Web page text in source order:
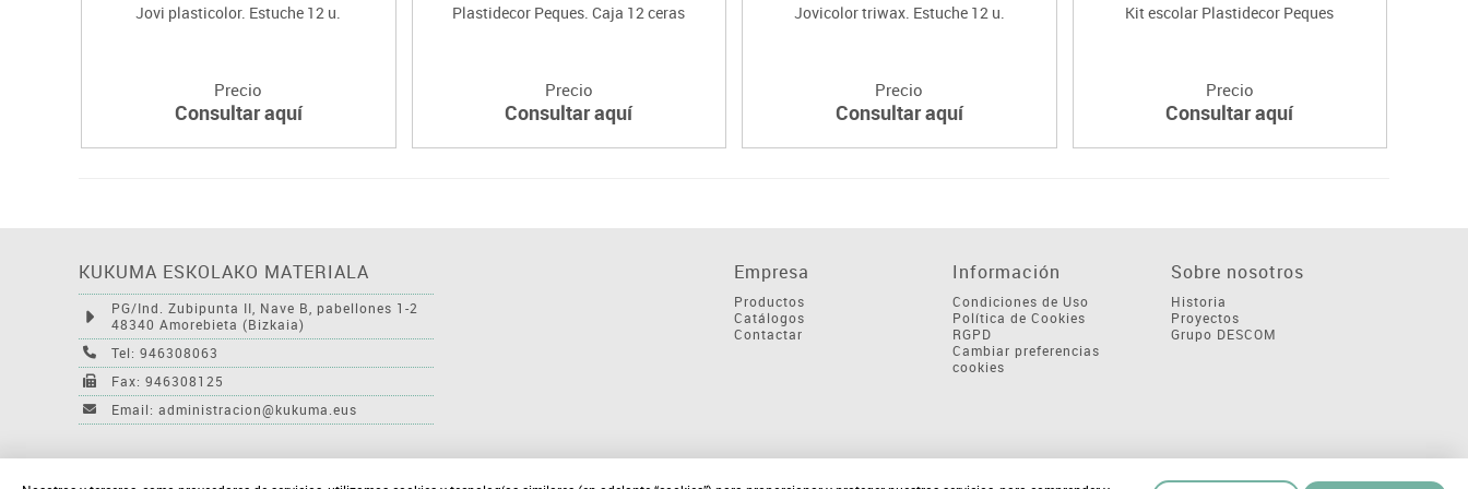
Jovi plasticolor. Estuche 12 u.
Precio
Consultar aquí
Plastidecor Peques. Caja 12 ceras
Precio
Consultar aquí
Jovicolor triwax. Estuche 12 u.
Precio
Consultar aquí
Kit escolar Plastidecor Peques
Precio
Consultar aquí
KUKUMA ESKOLAKO MATERIALA
PG/Ind. Zubipunta II, Nave B, pabellones 1-2
48340 Amorebieta (Bizkaia)
Tel: 946308063
Fax: 946308125
Email: administracion@kukuma.eus
Empresa
Productos
Catálogos
Contactar
Información
Condiciones de Uso
Política de Cookies
RGPD
Cambiar preferencias
cookies
Sobre nosotros
Historia
Proyectos
Grupo DESCOM